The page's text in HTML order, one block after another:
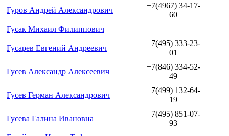
Гуров Андрей Александрович
+7(4967) 34-17-
60
Гусак Михаил Филиппович
Гусарев Евгений Андреевич
+7(495) 333-23-
01
Гусев Александр Алексеевич
+7(846) 334-52-
49
Гусев Герман Александрович
+7(499) 132-64-
19
Гусева Галина Ивановна
+7(495) 851-07-
93